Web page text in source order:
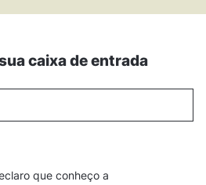
caixa de entrada
que conheço a